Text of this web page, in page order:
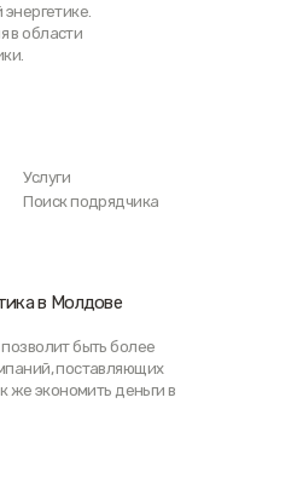
в области
Услуги
Поиск подрядчика
в Молдове
быть более
поставляющих
же экономить деньги в